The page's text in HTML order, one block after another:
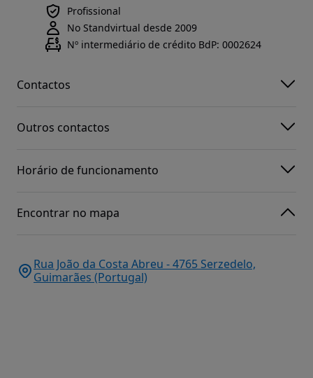
Profissional
No Standvirtual desde 2009
Nº intermediário de crédito BdP: 0002624
Contactos
Outros contactos
Horário de funcionamento
Encontrar no mapa
Rua João da Costa Abreu - 4765 Serzedelo,
Guimarães (Portugal)